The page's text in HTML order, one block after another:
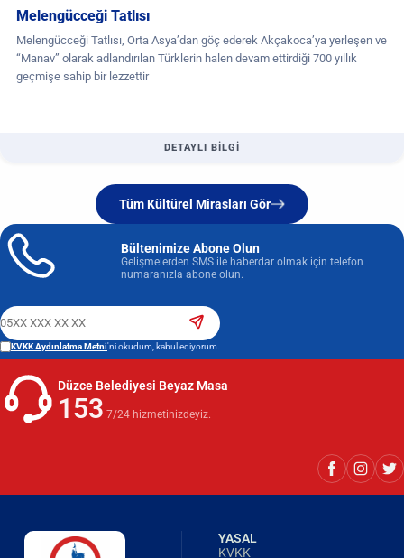
Melengücceği Tatlısı
Melengücceği Tatlısı, Orta Asya’dan göç ederek Akçakoca’ya yerleşen ve
“Manav” olarak adlandırılan Türklerin halen devam ettirdiği 700 yıllık
geçmişe sahip bir lezzettir
DETAYLI BİLGİ
Tüm Kültürel Mirasları Gör
Bültenimize Abone Olun
Gelişmelerden SMS ile haberdar olmak için telefon
numaranızla abone olun.
KVKK Aydınlatma Metni'ni okudum, kabul ediyorum.
Düzce Belediyesi Beyaz Masa
153 7/24 hizmetinizdeyiz.
YASAL
KVKK